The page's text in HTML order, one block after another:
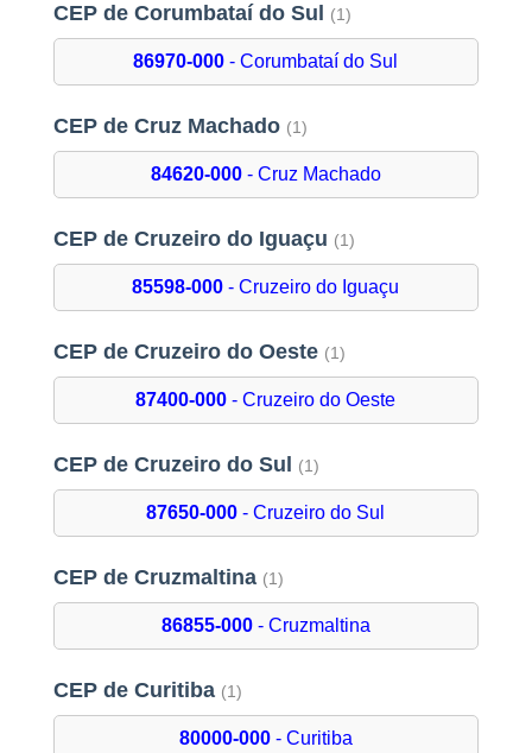
CEP de Corumbataí do Sul (1)
86970-000 - Corumbataí do Sul
CEP de Cruz Machado (1)
84620-000- Cruz Machado
CEP de Cruzeiro do Iguaçu (1)
85598-000 - Cruzeiro do Iguaçu
CEP de Cruzeiro do Oeste (1)
87400-000 - Cruzeiro do Oeste
CEP de Cruzeiro do Sul (1)
87650-000 - Cruzeiro do Sul
CEP de Cruzmaltina (1)
86855-000- Cruzmaltina
CEP de Curitiba (1)
80000-000- Curitiba